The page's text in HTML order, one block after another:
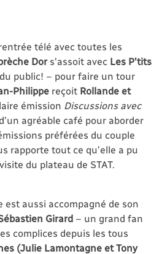
télé avec toutes les
Dors'assoit avec Les P’tits
public! – pour faire un tour
Philippe reçoit Rollande et
émission Discussions avec
agréable café pour aborder
préférées du couple
rapporte tout ce qu’elle a pu
du plateau de STAT.
est aussi accompagné de son
Girard – un grand fan
complices depuis les tous
(Julie Lamontagne et Tony